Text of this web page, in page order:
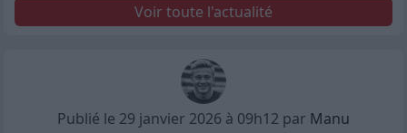
Voir toute l'actualité
Publié le 29 janvier 2026 à 09h12 par Manu